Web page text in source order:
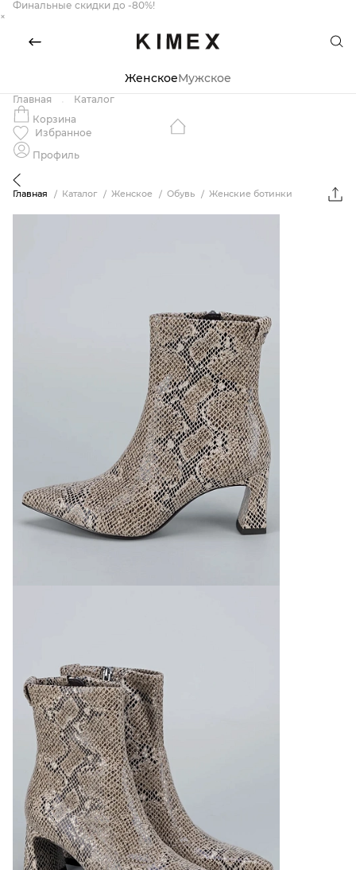
Финальные скидки до -80%!
×
ЖенскоеМужское
Главная
Каталог
Корзина
Избранное
Профиль
Главная Каталог Женское Обувь Женские ботинки